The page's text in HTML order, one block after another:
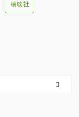
講談社